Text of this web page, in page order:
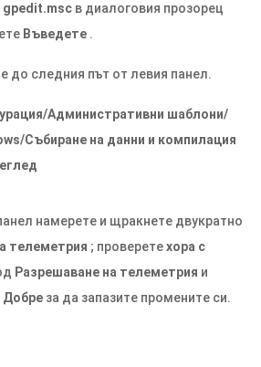
gpedit.msc в диалоговия прозорец
Въведете .
до следния път от левия панел.
Административни шаблони/
Събиране на данни и компилация
намерете и щракнете двукратно
телеметрия ; проверетехора с
Разрешаване на телеметрия и
Добре за да запазите промените си.